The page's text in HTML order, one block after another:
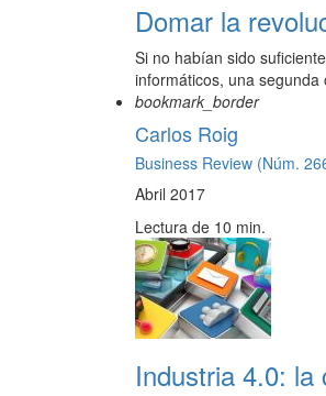
Domar la
Si no habían sido
informáticos, una segunda
bookmark_border
Carlos Roig
Business Review (Núm.
Abril 2017
Lectura de 10 min.
Industria 4.0: la